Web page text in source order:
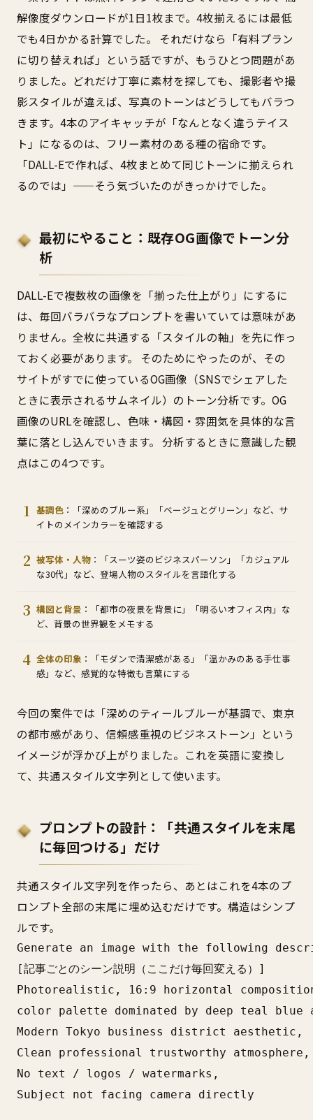
解像度ダウンロードが1日1枚まで。4枚揃えるには最低
でも4日かかる計算でした。 それだけなら「有料プラン
に切り替えれば」という話ですが、もうひとつ問題があ
りました。どれだけ丁寧に素材を探しても、撮影者や撮
影スタイルが違えば、写真のトーンはどうしてもバラつ
きます。4本のアイキャッチが「なんとなく違うテイス
ト」になるのは、フリー素材のある種の宿命です。
「DALL-Eで作れば、4枚まとめて同じトーンに揃えられ
るのでは」——そう気づいたのがきっかけでした。
最初にやること：既存OG画像でトーン分
析
DALL-Eで複数枚の画像を「揃った仕上がり」にするに
は、毎回バラバラなプロンプトを書いていては意味があ
りません。全枚に共通する「スタイルの軸」を先に作っ
ておく必要があります。 そのためにやったのが、その
サイトがすでに使っているOG画像（SNSでシェアした
ときに表示されるサムネイル）のトーン分析です。OG
画像のURLを確認し、色味・構図・雰囲気を具体的な言
葉に落とし込んでいきます。 分析するときに意識した観
点はこの4つです。
基調色 ：「深めのブルー系」「ベージュとグリーン」など、サ
イトのメインカラーを確認する
被写体・人物 ：「スーツ姿のビジネスパーソン」「カジュアル
な30代」など、登場人物のスタイルを言語化する
構図と背景 ：「都市の夜景を背景に」「明るいオフィス内」な
ど、背景の世界観をメモする
全体の印象 ：「モダンで清潔感がある」「温かみのある手仕事
感」など、感覚的な特徴も言葉にする
今回の案件では「深めのティールブルーが基調で、東京
の都市感があり、信頼感重視のビジネストーン」という
イメージが浮かび上がりました。これを英語に変換し
て、共通スタイル文字列として使います。
プロンプトの設計：「共通スタイルを末尾
に毎回つける」だけ
共通スタイル文字列を作ったら、あとはこれを4本のプ
ロンプト全部の末尾に埋め込むだけです。構造はシンプ
ルです。
Generate an image with the following
[記事ごとのシーン説明（ここだけ毎回変える）]
Photorealistic, 16:9 horizontal
color palette dominated by deep teal blue
Modern Tokyo business district aesthetic,
Clean professional trustworthy atmosphere,
No text / logos / watermarks,
Subject not facing camera directly